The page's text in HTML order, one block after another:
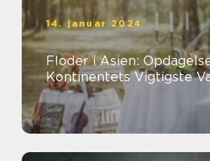
14. januar 2024
Floder i Asien:
Kontinentets Vigtigste